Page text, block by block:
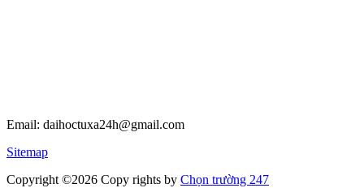
Email: daihoctuxa24h@gmail.com
Sitemap
Copyright ©2026 Copy rights by Chọn trường 247